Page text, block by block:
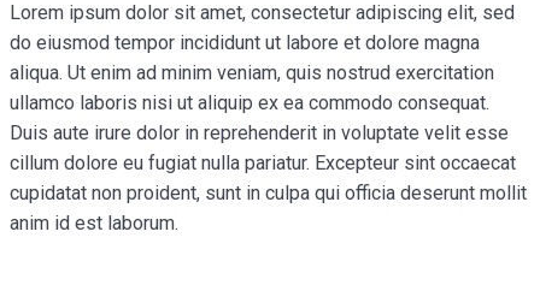
Suratul Baqarah – Word for Word Study –
Continued
WFW Baqarah Ayah 216-219
WFW Baqarah Ayah 220-223
WFW Baqarah Ayah 224-229
Lorem ipsum dolor sit amet, consectetur adipiscing elit, sed
do eiusmod tempor incididunt ut labore et dolore magna
aliqua. Ut enim ad minim veniam, quis nostrud exercitation
ullamco laboris nisi ut aliquip ex ea commodo consequat.
Duis aute irure dolor in reprehenderit in voluptate velit esse
cillum dolore eu fugiat nulla pariatur. Excepteur sint occaecat
cupidatat non proident, sunt in culpa qui officia deserunt mollit
anim id est laborum.
Remember me Lost your password?